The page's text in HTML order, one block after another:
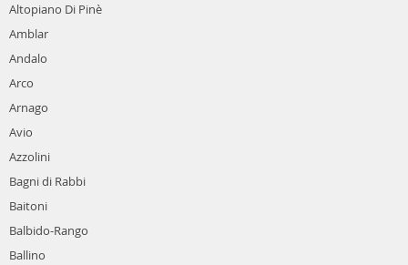
Altopiano Di Pinè
Amblar
Andalo
Arco
Arnago
Avio
Azzolini
Bagni di Rabbi
Baitoni
Balbido-Rango
Ballino